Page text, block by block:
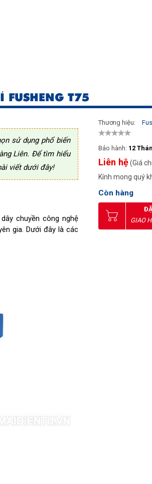
FUSHENG T75
sử dụng phổ biến
Liên. Để tìm hiểu
viết dưới đây!
chuyền công nghệ
gia. Dưới đây là các
Thương hiệu:
Bảo hành: 12
Liên hệ(Giá
Kính mong quý
Còn hàng
GIAO